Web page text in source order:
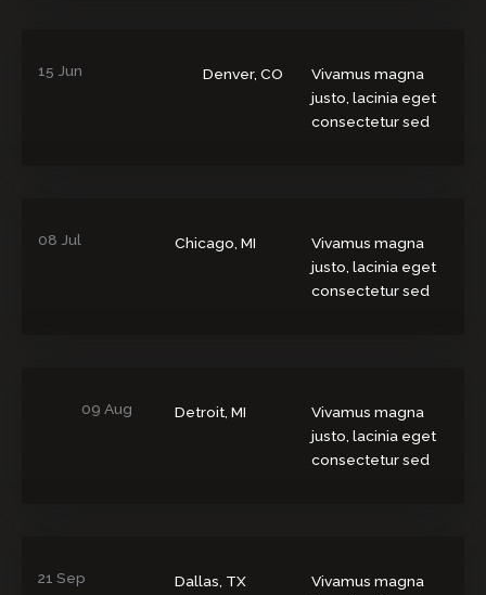
15 Jun Denver, CO
Vivamus magna
justo, lacinia eget
consectetur sed
08 Jul Chicago, MI
Vivamus magna
justo, lacinia eget
consectetur sed
09 Aug Detroit, MI
Vivamus magna
justo, lacinia eget
consectetur sed
21 Sep Dallas, TX
Vivamus magna